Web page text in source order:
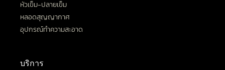
หัวเข็ม-ปลายเข็ม
หลอดสุญญากาศ
อุปกรณ์ทำความสะอาด
บริการ